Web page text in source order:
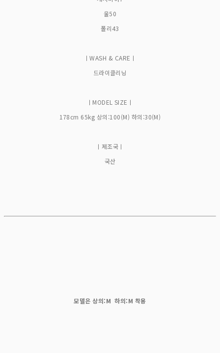
울50
폴리43
ㅣWASH & CAREㅣ
드라이클리닝
ㅣMODEL SIZEㅣ
178cm 65kg 상의:100(M) 하의:30(M)
ㅣ제조국ㅣ
국산
모델은 상의:M 하의:M 착용